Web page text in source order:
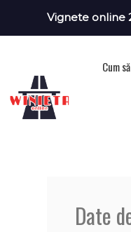
Vignete online
Cum
Date